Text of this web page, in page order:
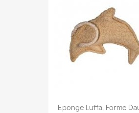
Eponge Luffa, Forme